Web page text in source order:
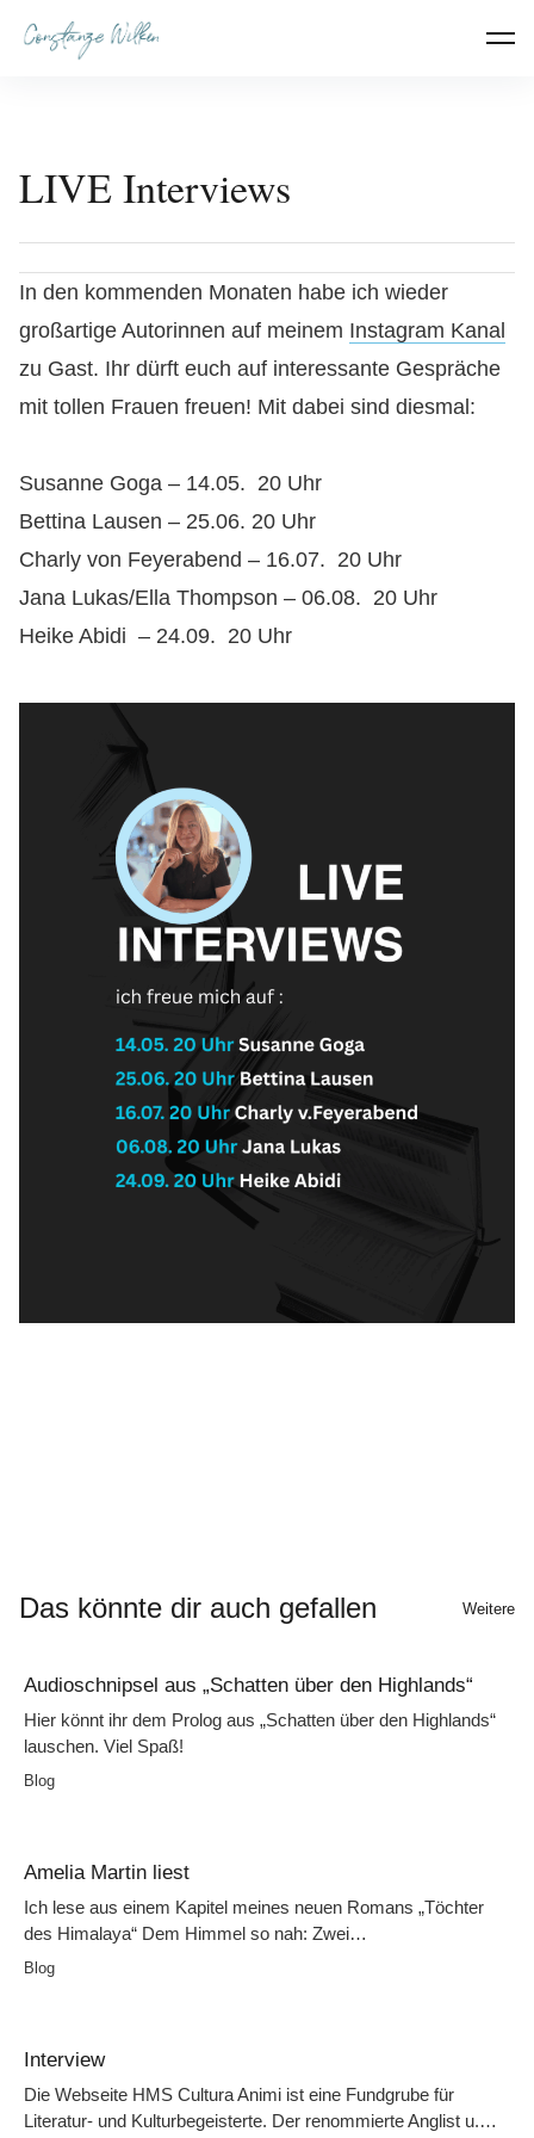
überspringen
Constanze Wilken
LIVE Interviews
In den kommenden Monaten habe ich wieder
großartige Autorinnen auf meinem Instagram Kanal
zu Gast. Ihr dürft euch auf interessante Gespräche
mit tollen Frauen freuen! Mit dabei sind diesmal:
Susanne Goga – 14.05. 20 Uhr
Bettina Lausen – 25.06. 20 Uhr
Charly von Feyerabend – 16.07. 20 Uhr
Jana Lukas/Ella Thompson – 06.08. 20 Uhr
Heike Abidi – 24.09. 20 Uhr
Das könnte dir auch gefallen Weitere
Audioschnipsel aus „Schatten über den Highlands“
Hier könnt ihr dem Prolog aus „Schatten über den Highlands“
lauschen. Viel Spaß!
Blog
Amelia Martin liest
Ich lese aus einem Kapitel meines neuen Romans „Töchter
des Himalaya“ Dem Himmel so nah: Zwei…
Blog
Interview
Die Webseite HMS Cultura Animi ist eine Fundgrube für
Literatur- und Kulturbegeisterte. Der renommierte Anglist u.…